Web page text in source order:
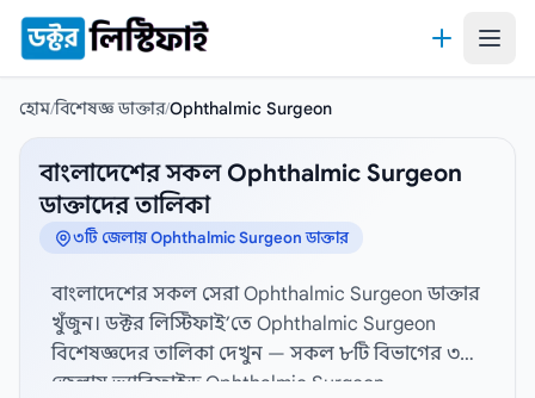
কন্টেন্টে যান
হোম/বিশেষজ্ঞ ডাক্তার/Ophthalmic Surgeon
বাংলাদেশের সকল Ophthalmic Surgeon
ডাক্তাদের তালিকা
৩টি জেলায় Ophthalmic Surgeon ডাক্তার
বাংলাদেশের সকল সেরা Ophthalmic Surgeon ডাক্তার
খুঁজুন। ডক্টর লিস্টিফাই’তে Ophthalmic Surgeon
বিশেষজ্ঞদের তালিকা দেখুন — সকল ৮টি বিভাগের ৩টি
জেলায় ভ্যারিফাইড Ophthalmic Surgeon